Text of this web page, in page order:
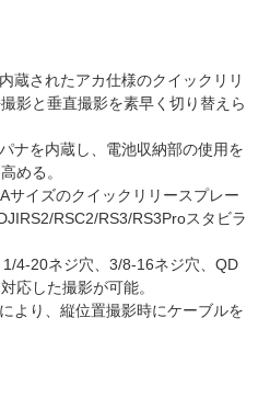
蔵されたアカ仕様のクイックリリ
影と垂直撮影を素早く切り替えら
ナを内蔵し、電池収納部の使用を
める。
サイズのクイックリリースプレー
RSC2/RS3/RS3Proスタビラ
4-20ネジ穴、3/8-16ネジ穴、QD
応した撮影が可能。
より、縦位置撮影時にケーブルを